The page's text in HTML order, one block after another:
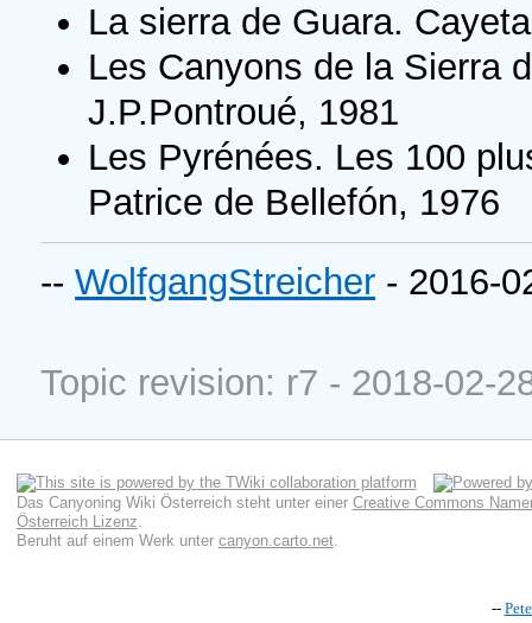
La sierra de Guara.
Les Canyons de la Sierra
J.P.Pontroué, 1981
Les Pyrénées. Les 100
Patrice de Bellefón, 1976
--WolfgangStreicher - 2016-
Topic revision: r7 - 2018-02-
Das Canyoning Wiki Österreichsteht unter einer Creative Commons
Österreich Lizenz.
Beruht auf einem Werk unter canyon.carto.net.
--